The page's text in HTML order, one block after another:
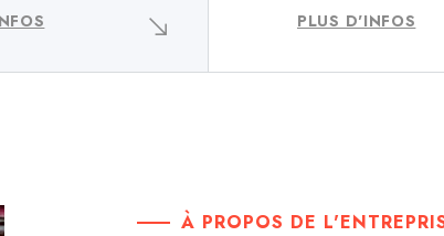
PLUS D'INFOS
À PROPOS DE